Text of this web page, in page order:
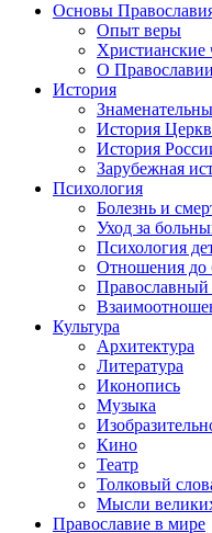
Основы
Опыт веры
Христианские
О Православии
История
История
История
Зарубежная
Психология
Болезнь и
Уход за
Психология
Отношения до
Православный
Культура
Архитектура
Литература
Иконопись
Музыка
Кино
Театр
Толковый
Мысли
Православие в мире